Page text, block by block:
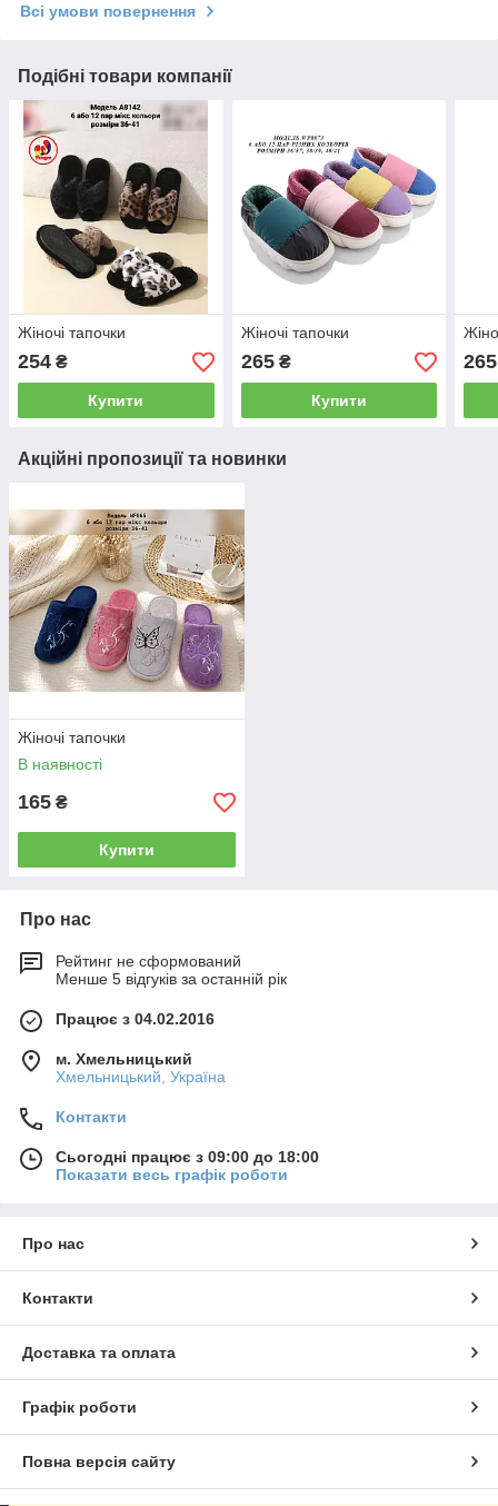
Всі умови повернення
Подібні товари компанії
Жіночі тапочки
254 ₴
Купити
Жіночі тапочки
265₴
Купити
265
Акційні пропозиції та новинки
Жіночі тапочки
В наявності
165 ₴
Купити
Про нас
Рейтинг не сформований
Менше 5 відгуків за останній рік
Працює з 04.02.2016
м. Хмельницький
Хмельницький, Україна
Контакти
Сьогодні працює з 09:00 до 18:00
Показати весь графік роботи
Про нас
Контакти
Доставка та оплата
Графік роботи
Повна версія сайту